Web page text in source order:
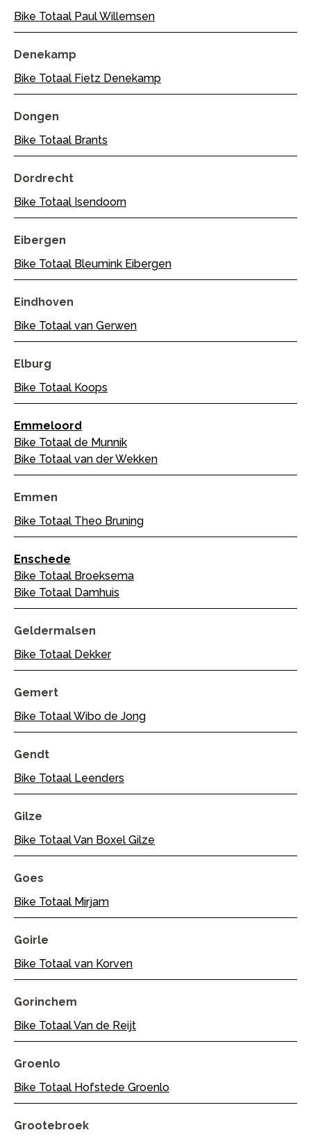
Bike Totaal Paul Willemsen
Denekamp
Bike Totaal Fietz Denekamp
Dongen
Bike Totaal Brants
Dordrecht
Bike Totaal Isendoorn
Eibergen
Bike Totaal Bleumink Eibergen
Eindhoven
Bike Totaal van Gerwen
Elburg
Bike Totaal Koops
Emmeloord
Bike Totaal de Munnik
Bike Totaal van der Wekken
Emmen
Bike Totaal Theo Bruning
Enschede
Bike Totaal Broeksema
Bike Totaal Damhuis
Geldermalsen
Bike Totaal Dekker
Gemert
Bike Totaal Wibo de Jong
Gendt
Bike Totaal Leenders
Gilze
Bike Totaal Van Boxel Gilze
Goes
Bike Totaal Mirjam
Goirle
Bike Totaal van Korven
Gorinchem
Bike Totaal Van de Reijt
Groenlo
Bike Totaal Hofstede Groenlo
Grootebroek